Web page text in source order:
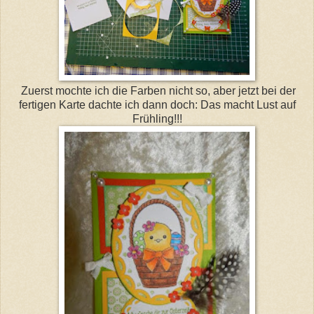
Zuerst mochte ich die Farben nicht so, aber jetzt bei der
fertigen Karte dachte ich dann doch: Das macht Lust auf
Frühling!!!